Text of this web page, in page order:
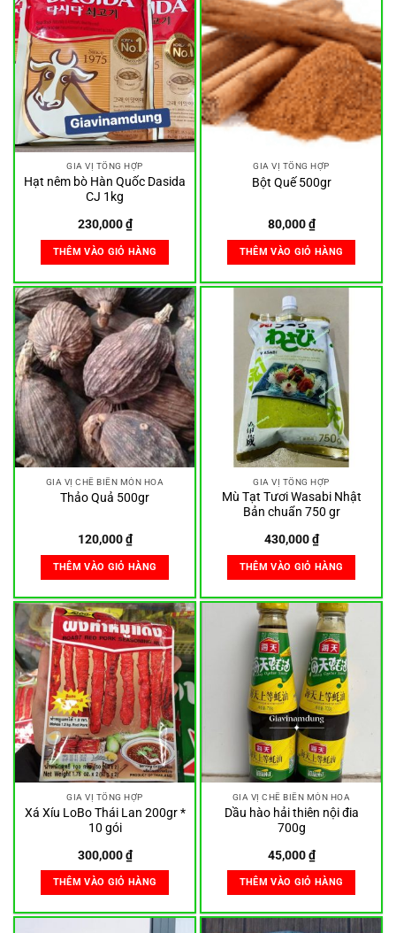
GIA VỊ TỔNG HỢP
Hạt nêm bò Hàn Quốc Dasida
CJ 1kg
230,000₫
THÊM VÀO GIỎ HÀNG
GIA VỊ TỔNG HỢP
Bột Quế 500gr
80,000₫
THÊM VÀO GIỎ HÀNG
GIA VỊ CHẾ BIẾN MÓN HOA
Thảo Quả 500gr
120,000₫
THÊM VÀO GIỎ HÀNG
GIA VỊ TỔNG HỢP
Mù Tạt Tươi Wasabi Nhật
Bản chuẩn 750 gr
430,000₫
THÊM VÀO GIỎ HÀNG
GIA VỊ TỔNG HỢP
Xá Xíu LoBo Thái Lan 200gr *
10 gói
300,000₫
THÊM VÀO GIỎ HÀNG
GIA VỊ CHẾ BIẾN MÓN HOA
Dầu hào hải thiên nội đia
700g
45,000₫
THÊM VÀO GIỎ HÀNG